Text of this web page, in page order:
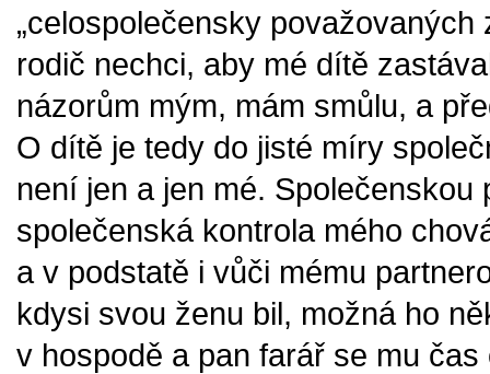
„celospolečensky považovaných
rodič nechci, aby mé dítě
názorům mým, mám smůlu, a
O dítě je tedy do jisté míry
není jen a jen mé. Společenskou
společenská kontrola mého
a v podstatě i vůči mému
kdysi svou ženu bil, možná ho
v hospodě a pan farář se mu